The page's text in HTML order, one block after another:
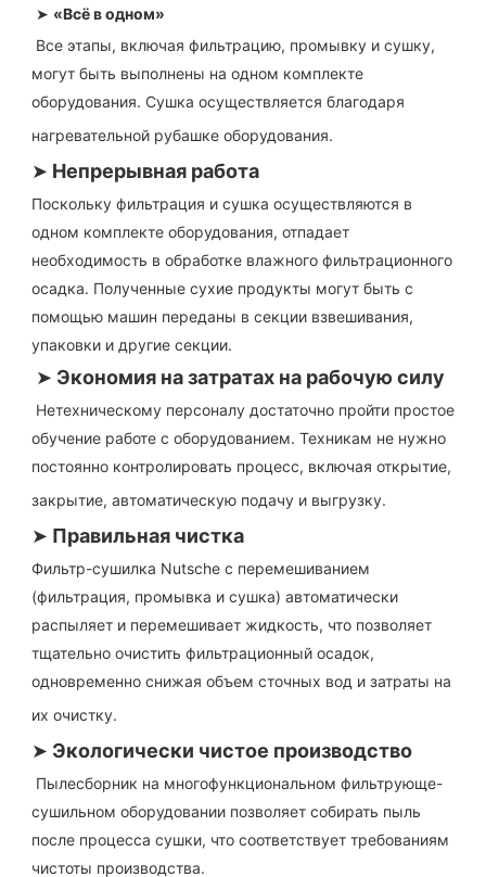
➤ «Всё в одном»
Все этапы, включая фильтрацию, промывку и сушку,
могут быть выполнены на одном комплекте
оборудования. Сушка осуществляется благодаря
нагревательной рубашке оборудования.
➤ Непрерывная работа
Поскольку фильтрация и сушка осуществляются в
одном комплекте оборудования, отпадает
необходимость в обработке влажного фильтрационного
осадка. Полученные сухие продукты могут быть с
помощью машин переданы в секции взвешивания,
упаковки и другие секции.
➤ Экономия на затратах на рабочую силу
Нетехническому персоналу достаточно пройти простое
обучение работе с оборудованием. Техникам не нужно
постоянно контролировать процесс, включая открытие,
закрытие, автоматическую подачу и выгрузку.
➤ Правильная чистка
Фильтр-сушилка Nutsche с перемешиванием
(фильтрация, промывка и сушка) автоматически
распыляет и перемешивает жидкость, что позволяет
тщательно очистить фильтрационный осадок,
одновременно снижая объем сточных вод и затраты на
их очистку.
➤ Экологически чистое производство
Пылесборник на многофункциональном фильтрующе-
сушильном оборудовании позволяет собирать пыль
после процесса сушки, что соответствует требованиям
чистоты производства.